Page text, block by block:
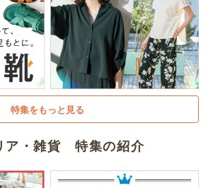
特集をもっと見る
ア・雑貨 特集の紹介